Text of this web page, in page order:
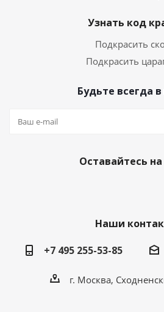
Узнать код
Подкрасить
Подкрасить
Будьте всегда в
Оставайтесь на
Наши
+7 495 255-53-85
г. Москва,